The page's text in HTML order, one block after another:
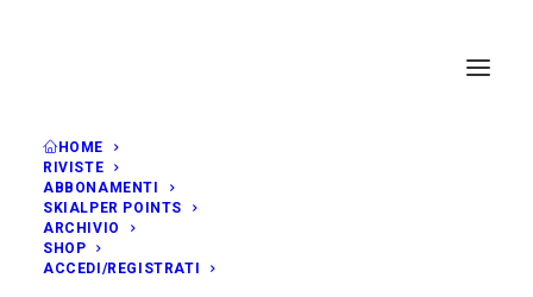
HOME
RIVISTE
ABBONAMENTI
SKIALPER POINTS
ARCHIVIO
SHOP
ACCEDI/REGISTRATI